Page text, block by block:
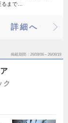
まで…
詳細へ
掲載期間 26/08/06～26/08/19
ク